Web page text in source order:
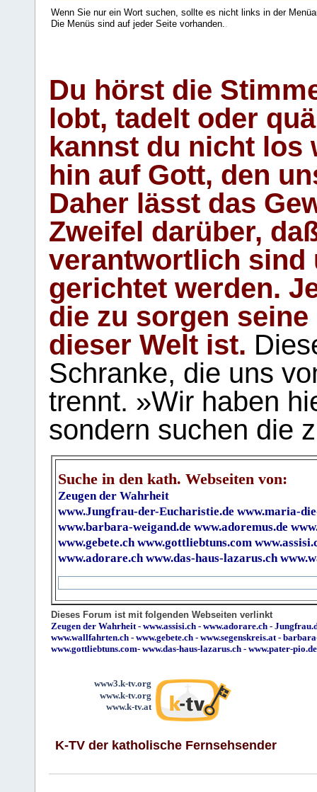
Wenn Sie nur ein Wort suchen, sollte es nicht links in der
Die Menüs sind auf jeder Seite vorhanden..
Du hörst die
lobt, tadelt oder
kannst du nicht los
hin auf Gott, den
Daher lässt das
Zweifel darüber,
verantwortlich sind
gerichtet werden.
die zu sorgen
dieser Welt ist.
Schranke, die uns
trennt. »Wir haben
sondern suchen die
Suche in den kath. Webseiten von:
Zeugen der Wahrheit
www.Jungfrau-der-Eucharistie.de www.maria-
www.barbara-weigand.de www.adoremus.de
www.gebete.ch www.gottliebtuns.com
www.adorare.ch www.das-haus-lazarus.ch
Dieses Forum ist mit folgenden Webseiten verlinkt
Zeugen der Wahrheit- www.assisi.ch - www.adorare.ch -
www.wallfahrten.ch - www.gebete.ch - www.segenskreis.at-
www.gottliebtuns.com- www.das-haus-lazarus.ch - www.pater-pio.de
www3.k-tv.org
www.k-tv.org
www.k-tv.at
K-TV der katholische Fernsehsender